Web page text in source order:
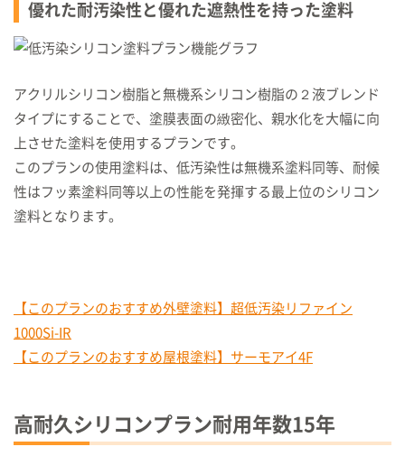
優れた耐汚染性と優れた遮熱性を持った塗料
アクリルシリコン樹脂と無機系シリコン樹脂の２液ブレンド
タイプにすることで、塗膜表面の緻密化、親水化を大幅に向
上させた塗料を使用するプランです。
このプランの使用塗料は、低汚染性は無機系塗料同等、耐候
性はフッ素塗料同等以上の性能を発揮する最上位のシリコン
塗料となります。
【このプランのおすすめ外壁塗料】超低汚染リファイン
1000Si-IR
【このプランのおすすめ屋根塗料】サーモアイ4F
高耐久シリコンプラン耐用年数15年